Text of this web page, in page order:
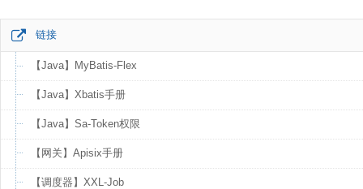
链接
【Java】MyBatis-Flex
【Java】Xbatis手册
【Java】Sa-Token权限
【网关】Apisix手册
【调度器】XXL-Job